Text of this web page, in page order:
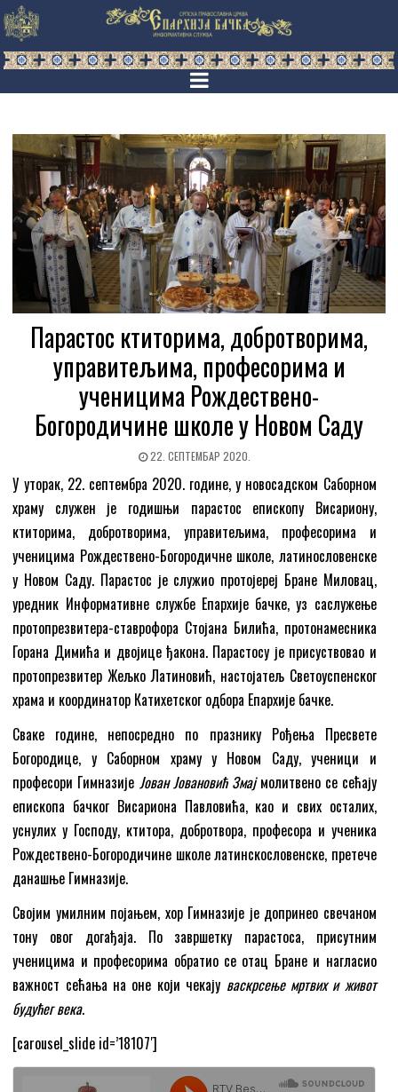
Парастос ктиторима, добротворима,
управитељима, професорима и
ученицима Рождествено-
Богородичине школе у Новом Саду
22. СЕПТЕМБАР 2020.
У уторак, 22. септембра 2020. године, у новосадском Саборном
храму служен је годишњи парастос епископу Висариону,
ктиторима, добротворима, управитељима, професорима и
ученицима Рождествено-Богородичне школе, латинословенске
у Новом Саду. Парастос је служио протојереј Бране Миловац,
уредник Информативне службе Епархије бачке, уз саслужење
протопрезвитера-ставрофора Стојана Билића, протонамесника
Горана Димића и двојице ђакона. Парастосу је присуствовао и
протопрезвитер Жељко Латиновић, настојатељ Светоуспенског
храма и координатор Катихетског одбора Епархије бачке.
Сваке године, непосредно по празнику Рођења Пресвете
Богородице, у Саборном храму у Новом Саду, ученици и
професори Гимназије Јован Јовановић Змајмолитвено се сећају
епископа бачког Висариона Павловића, као и свих осталих,
уснулих у Господу, ктитора, добротвора, професора и ученика
Рождествено-Богородичине школе латинскословенске, претече
данашње Гимназије.
Својим умилним појањем, хор Гимназије је допринео свечаном
тону овог догађаја. По завршетку парастоса, присутним
ученицима и професорима обратио се отац Бране и нагласио
важност сећања на оне који чекају васкрсење мртвих и живот
будућег века.
[carousel_slide id=’18107′]